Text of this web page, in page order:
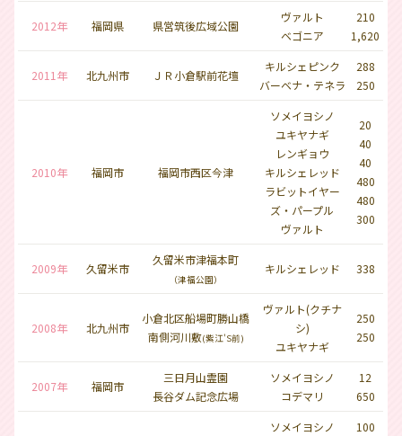
2012年 福岡県 県営筑後広域公園
ヴァルト
ベゴニア
210
1,620
2011年 北九州市 ＪＲ小倉駅前花壇
キルシェピンク
バーベナ・テネラ
288
250
2010年 福岡市 福岡市西区今津
ソメイヨシノ
ユキヤナギ
レンギョウ
キルシェレッド
ラビットイヤー
ズ・パープル
ヴァルト
20
40
40
480
480
300
2009年 久留米市
久留米市津福本町
（津福公園）
キルシェレッド 338
2008年 北九州市
小倉北区船場町勝山橋
南側河川敷(紫江'S前)
ヴァルト(クチナ
シ)
ユキヤナギ
250
250
2007年 福岡市
三日月山霊園
長谷ダム記念広場
ソメイヨシノ
コデマリ
12
650
ソメイヨシノ
100